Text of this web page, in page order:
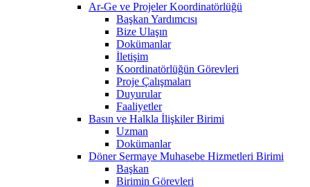
Ar-Ge ve Projeler Koordinatörlüğü
Başkan Yardımcısı
Bize Ulaşın
Dokümanlar
İletişim
Koordinatörlüğün Görevleri
Proje Çalışmaları
Duyurular
Faaliyetler
Basın ve Halkla İlişkiler Birimi
Uzman
Dokümanlar
Döner Sermaye Muhasebe Hizmetleri Birimi
Başkan
Birimin Görevleri